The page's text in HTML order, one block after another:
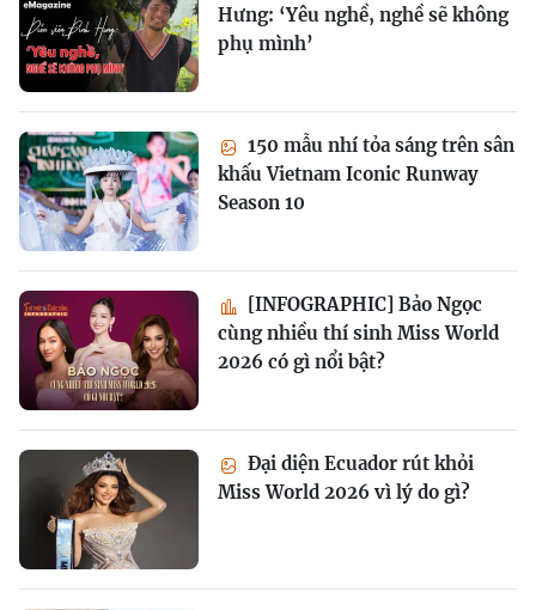
Hưng: ‘Yêu nghề, nghề sẽ không
phụ mình’
150 mẫu nhí tỏa sáng trên sân
khấu Vietnam Iconic Runway
Season 10
[INFOGRAPHIC] Bảo Ngọc
cùng nhiều thí sinh Miss World
2026 có gì nổi bật?
Đại diện Ecuador rút khỏi
Miss World 2026 vì lý do gì?